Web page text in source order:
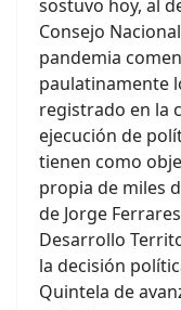
sostuvo hoy, al
Consejo
pandemia
paulatinamente
registrado en la
ejecución de
tienen como
propia de miles
de Jorge
Desarrollo
la decisión
Quintela de